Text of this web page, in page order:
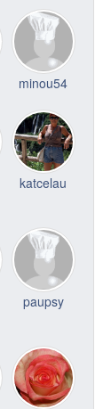
minou54
katcelau
paupsy